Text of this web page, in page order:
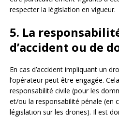
respecter la législation en vigueur.
5. La
d’accident ou de
En cas d’accident impliquant un
l’opérateur peut être engagée.
responsabilité civile (pour les
et/ou la responsabilité pénale (en
législation sur les drones). Il est